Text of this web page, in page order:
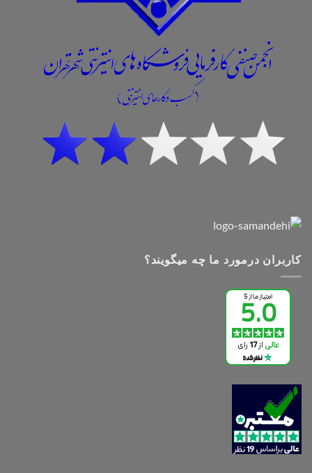
کاربران درمورد ما چه میگویند؟